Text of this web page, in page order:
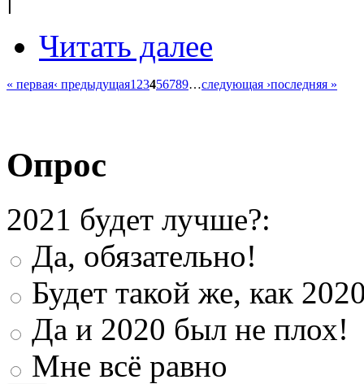
Читать далее
« первая‹ предыдущая1 23456789…следующая ›последняя »
Опрос
2021 будет лучше?:
Да, обязательно!
Будет такой же, как
Да и 2020 был не плох!
Мне всё равно